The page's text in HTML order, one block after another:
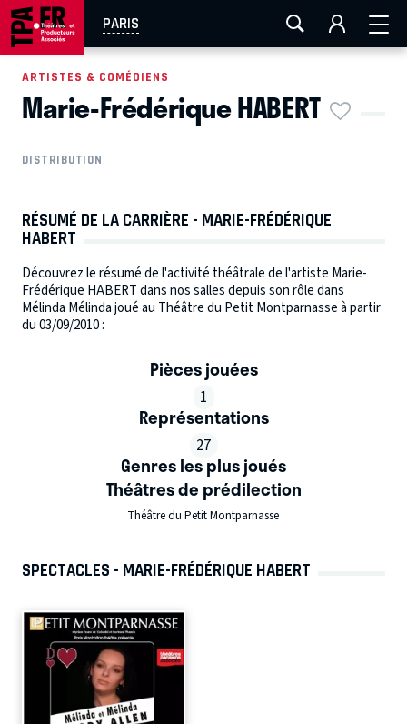
PARIS
AIX-MARSEILLE LA ROCHELLE
EN TOURNÉE
ARTISTES & COMÉDIENS
Marie-Frédérique HABERT
DISTRIBUTION
RÉSUMÉ DE LA CARRIÈRE - MARIE-FRÉDÉRIQUE
HABERT
Découvrez le résumé de l'activité théâtrale de l'artiste Marie-
Frédérique HABERT dans nos salles depuis son rôle dans
Mélinda Mélinda joué au Théâtre du Petit Montparnasse à partir
du 03/09/2010 :
Pièces jouées
1
Représentations
27
Genres les plus joués
Théâtres de prédilection
Théâtre du Petit Montparnasse
SPECTACLES - MARIE-FRÉDÉRIQUE HABERT